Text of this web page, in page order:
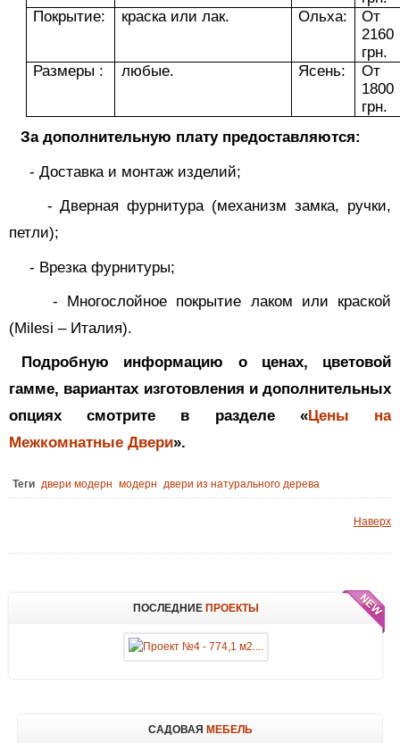
Покрытие:
краска или лак. Ольха:
От
2160
грн.
Размеры :
любые. Ясень:
От
1800
грн.
За дополнительную плату предоставляются:
- Доставка и монтаж изделий;
-Дверная фурнитура (механизм замка, ручки,
петли);
- Врезка фурнитуры;
- Многослойное покрытие лаком или краской
(Milesi – Италия).
Подробную информацию о ценах, цветовой
гамме, вариантах изготовления и дополнительных
опциях смотрите в разделе «Цены на
Межкомнатные Двери».
Теги двери модерн модерн двери из натурального дерева
Наверх
ПОСЛЕДНИЕПРОЕКТЫ
САДОВАЯ МЕБЕЛЬ